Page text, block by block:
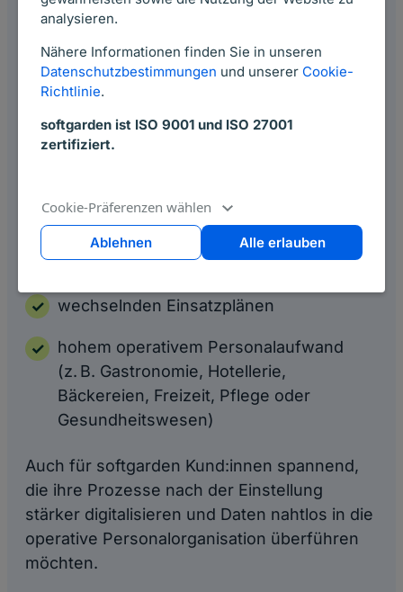
analysieren.
Nähere Informationen finden Sie in unseren
Datenschutzbestimmungen und unserer Cookie-
Richtlinie.
softgarden ist ISO 9001 und ISO 27001
zertifiziert.
Cookie-Präferenzen wählen
Ablehnen Alle erlauben
Insbesondere für:
HR-Verantwortliche & People Teams
Personalverwaltung
Besonders relevant für Unternehmen mit:
Schichtbetrieb
wechselnden Einsatzplänen
hohem operativem Personalaufwand
(z. B. Gastronomie, Hotellerie,
Bäckereien, Freizeit, Pflege oder
Gesundheitswesen)
Auch für softgarden Kund:innen spannend,
die ihre Prozesse nach der Einstellung
stärker digitalisieren und Daten nahtlos in die
operative Personalorganisation überführen
möchten.